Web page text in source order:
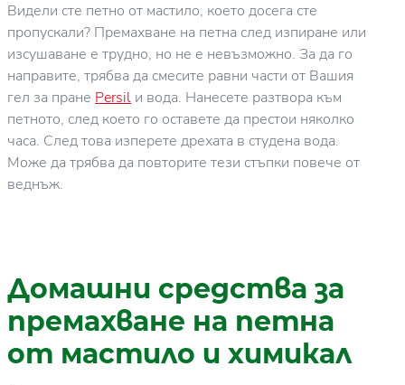
Видели сте петно от мастило, което досега сте
пропускали? Премахване на петна след изпиране или
изсушаване е трудно, но не е невъзможно. За да го
направите, трябва да смесите равни части от Вашия
гел за пране Persil и вода. Нанесете разтвора към
петното, след което го оставете да престои няколко
часа. След това изперете дрехата в студена вода.
Може да трябва да повторите тези стъпки повече от
веднъж.
Домашни средства за
премахване на петна
от мастило и химикал